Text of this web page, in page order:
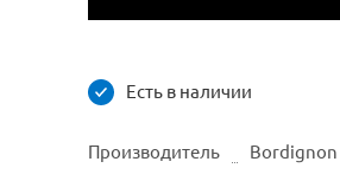
Есть в наличии
Производитель Bordignon